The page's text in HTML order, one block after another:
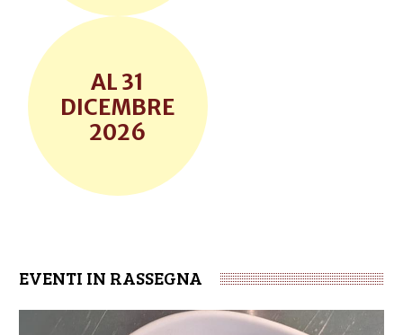
31
DICEMBRE
2026
EVENTI IN RASSEGNA